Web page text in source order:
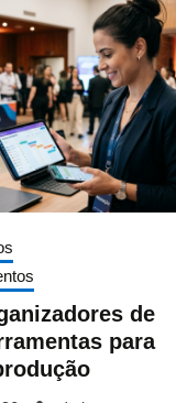
de
para